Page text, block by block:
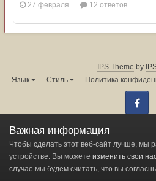
27 февраля 12 ответов
IPS Theme by
Язык
Стиль Политика
Администрация форума:
Powered by Invision
Change privacy
Важная информация
Чтобы сделать этот веб-сайт лучше, мы
устройстве. Вы можете изменить свои
случае мы будем считать, что вы